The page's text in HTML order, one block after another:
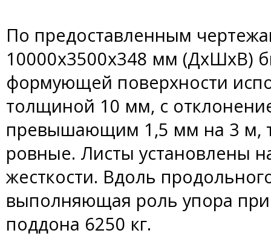
По предоставленным
10000х3500х348 мм (ДхШхВ)
формующей поверхности
толщиной 10 мм, с
превышающим 1,5 мм на 3 м,
ровные. Листы установлены
жесткости. Вдоль
выполняющая роль упора
поддона 6250 кг.